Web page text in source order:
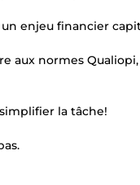
enjeu financier
aux normes
la tâche!